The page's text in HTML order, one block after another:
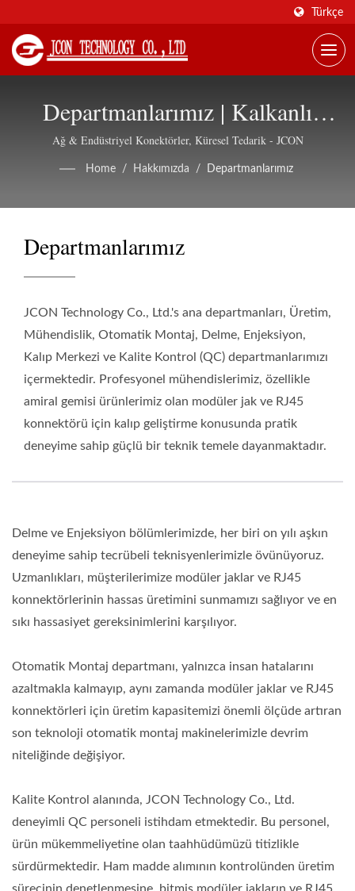
Türkçe
Departmanlarımız | Kalkanlı
Ethernet Konektörleri,
OEM/ODM Desteği - JCON
Ağ & Endüstriyel Konektörler, Küresel Tedarik - JCON
Home / Hakkımızda / Departmanlarımız
Departmanlarımız
JCON Technology Co., Ltd.'s ana departmanları, Üretim,
Mühendislik, Otomatik Montaj, Delme, Enjeksiyon,
Kalıp Merkezi ve Kalite Kontrol (QC) departmanlarımızı
içermektedir. Profesyonel mühendislerimiz, özellikle
amiral gemisi ürünlerimiz olan modüler jak ve RJ45
konnektörü için kalıp geliştirme konusunda pratik
deneyime sahip güçlü bir teknik temele dayanmaktadır.
Delme ve Enjeksiyon bölümlerimizde, her biri on yılı aşkın
deneyime sahip tecrübeli teknisyenlerimizle övünüyoruz.
Uzmanlıkları, müşterilerimize modüler jaklar ve RJ45
konnektörlerinin hassas üretimini sunmamızı sağlıyor ve en
sıkı hassasiyet gereksinimlerini karşılıyor.
Otomatik Montaj departmanı, yalnızca insan hatalarını
azaltmakla kalmayıp, aynı zamanda modüler jaklar ve RJ45
konnektörleri için üretim kapasitemizi önemli ölçüde artıran
son teknoloji otomatik montaj makinelerimizle devrim
niteliğinde değişiyor.
Kalite Kontrol alanında, JCON Technology Co., Ltd.
deneyimli QC personeli istihdam etmektedir. Bu personel,
ürün mükemmeliyetine olan taahhüdümüzü titizlikle
sürdürmektedir. Ham madde alımının kontrolünden üretim